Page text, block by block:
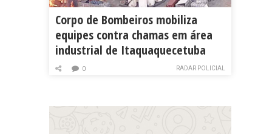
Corpo de Bombeiros mobiliza
equipes contra chamas em área
industrial de Itaquaquecetuba
RADAR POLICIAL
0